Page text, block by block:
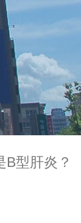
B型肝炎？